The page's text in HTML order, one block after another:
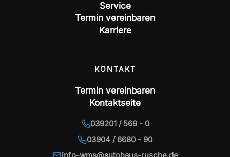
Service
Termin vereinbaren
Karriere
KONTAKT
Termin vereinbaren
Kontaktseite
039201 / 569 - 0
03904 / 6680 - 90